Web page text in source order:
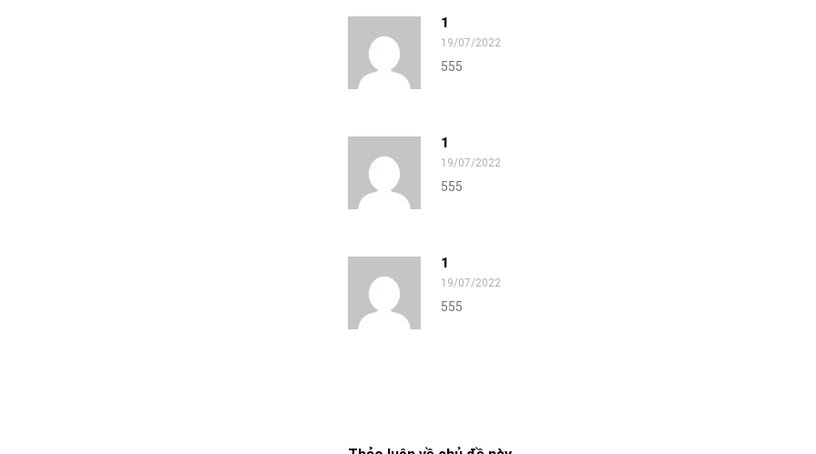
1
19/07/2022
555
1
19/07/2022
555
1
19/07/2022
555